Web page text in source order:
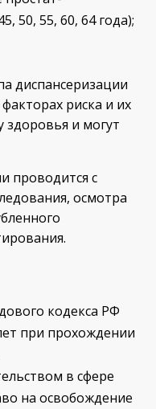
50, 55, 60, 64 года);
диспансеризации
риска и их
здоровья и могут
проводится с
осмотра
кодекса РФ
при прохождении
в сфере
на освобождение